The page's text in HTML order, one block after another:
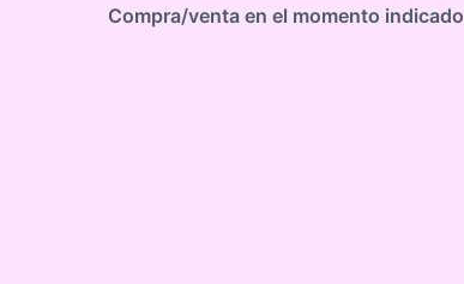
Compra/venta en el momento indicado